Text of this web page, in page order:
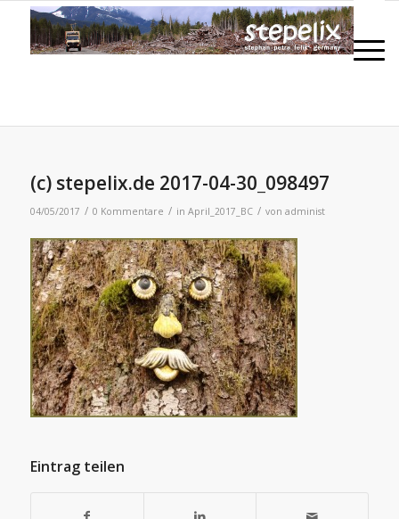
(c) stepelix.de 2017-04-30_098497
04/05/2017 / 0 Kommentare / in April_2017_BC / von administ
Eintrag teilen